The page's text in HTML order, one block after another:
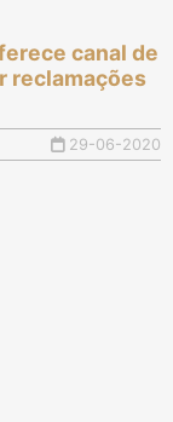
canal de
reclamações
29-06-2020